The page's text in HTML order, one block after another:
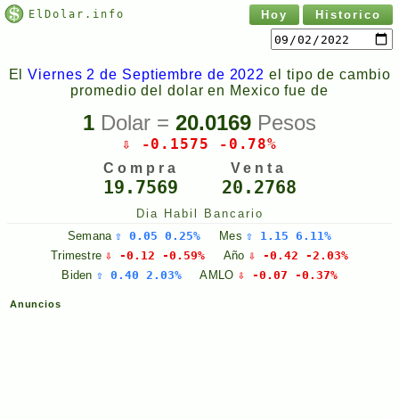
ElDolar.info Hoy Historico
ElViernes 2 de Septiembre de 2022 el tipo de cambio
promedio del dolar en Mexico fue de
1 Dolar = 20.0169 Pesos
⇩ -0.1575 -0.78%
Compra
19.7569
Venta
20.2768
Dia Habil Bancario
Semana ⇧ 0.05 0.25% Mes ⇧ 1.15 6.11%
Trimestre ⇩ -0.12 -0.59% Año ⇩ -0.42 -2.03%
Biden ⇧ 0.40 2.03% AMLO ⇩ -0.07 -0.37%
Anuncios